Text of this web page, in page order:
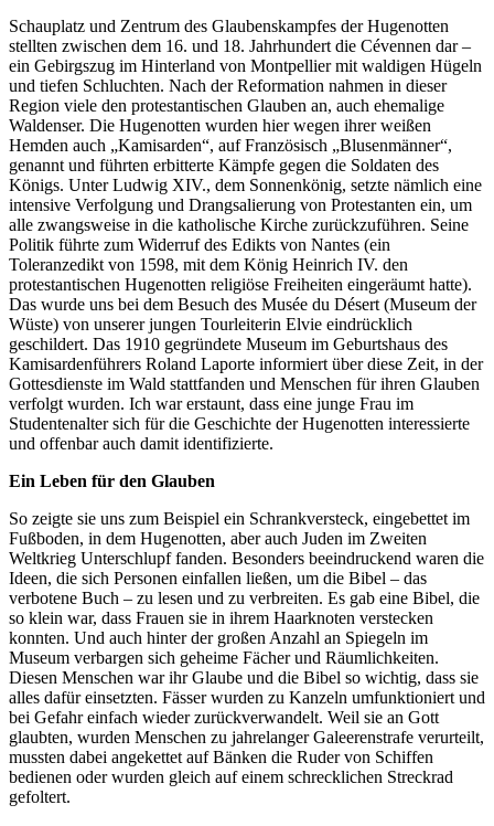
Schauplatz und Zentrum des Glaubenskampfes der Hugenotten
stellten zwischen dem 16. und 18. Jahrhundert die Cévennen dar –
ein Gebirgszug im Hinterland von Montpellier mit waldigen Hügeln
und tiefen Schluchten. Nach der Reformation nahmen in dieser
Region viele den protestantischen Glauben an, auch ehemalige
Waldenser. Die Hugenotten wurden hier wegen ihrer weißen
Hemden auch „Kamisarden“, auf Französisch „Blusenmänner“,
genannt und führten erbitterte Kämpfe gegen die Soldaten des
Königs. Unter Ludwig XIV., dem Sonnenkönig, setzte nämlich eine
intensive Verfolgung und Drangsalierung von Protestanten ein, um
alle zwangsweise in die katholische Kirche zurückzuführen. Seine
Politik führte zum Widerruf des Edikts von Nantes (ein
Toleranzedikt von 1598, mit dem König Heinrich IV. den
protestantischen Hugenotten religiöse Freiheiten eingeräumt hatte).
Das wurde uns bei dem Besuch des Musée du Désert (Museum der
Wüste) von unserer jungen Tourleiterin Elvie eindrücklich
geschildert. Das 1910 gegründete Museum im Geburtshaus des
Kamisardenführers Roland Laporte informiert über diese Zeit, in der
Gottesdienste im Wald stattfanden und Menschen für ihren Glauben
verfolgt wurden. Ich war erstaunt, dass eine junge Frau im
Studentenalter sich für die Geschichte der Hugenotten interessierte
und offenbar auch damit identifizierte.
Ein Leben für den Glauben
So zeigte sie uns zum Beispiel ein Schrankversteck, eingebettet im
Fußboden, in dem Hugenotten, aber auch Juden im Zweiten
Weltkrieg Unterschlupf fanden. Besonders beeindruckend waren die
Ideen, die sich Personen einfallen ließen, um die Bibel – das
verbotene Buch – zu lesen und zu verbreiten. Es gab eine Bibel, die
so klein war, dass Frauen sie in ihrem Haarknoten verstecken
konnten. Und auch hinter der großen Anzahl an Spiegeln im
Museum verbargen sich geheime Fächer und Räumlichkeiten.
Diesen Menschen war ihr Glaube und die Bibel so wichtig, dass sie
alles dafür einsetzten. Fässer wurden zu Kanzeln umfunktioniert und
bei Gefahr einfach wieder zurückverwandelt. Weil sie an Gott
glaubten, wurden Menschen zu jahrelanger Galeerenstrafe verurteilt,
mussten dabei angekettet auf Bänken die Ruder von Schiffen
bedienen oder wurden gleich auf einem schrecklichen Streckrad
gefoltert.